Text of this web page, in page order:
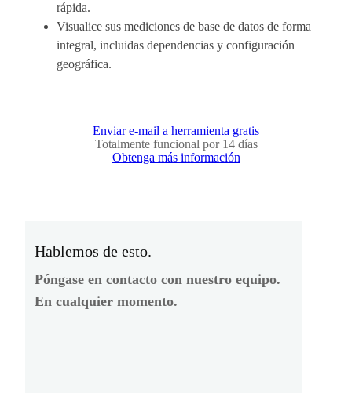
rápida.
Visualice sus mediciones de base de datos de forma
integral, incluidas dependencias y configuración
geográfica.
Enviar e-mail a herramienta gratis
Totalmente funcional por 14 días
Obtenga más información
Hablemos de esto.
Póngase en contacto con nuestro equipo.
En cualquier momento.